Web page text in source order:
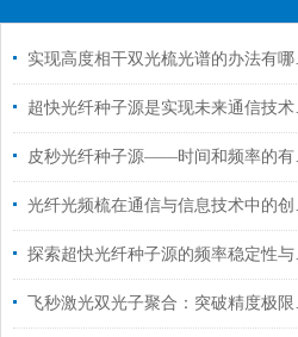
实现
超快
皮秒
光纤
探索
飞秒激